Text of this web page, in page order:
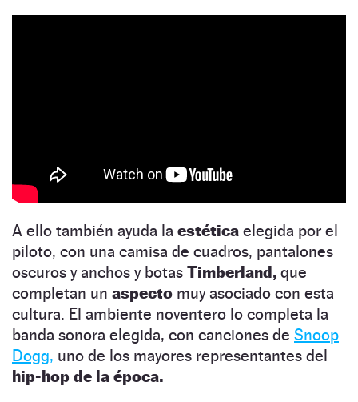
A ello también ayuda la estética elegida por el
piloto, con una camisa de cuadros, pantalones
oscuros y anchos y botas Timberland, que
completan un aspecto muy asociado con esta
cultura. El ambiente noventero lo completa la
banda sonora elegida, con canciones de Snoop
Dogg, uno de los mayores representantes del
hip-hop de la época.